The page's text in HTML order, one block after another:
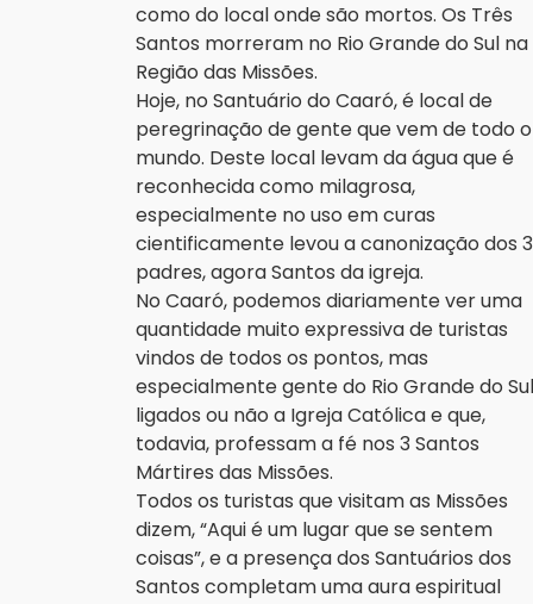
como do local onde são mortos. Os Três
Santos morreram no Rio Grande do Sul na
Região das Missões.
Hoje, no Santuário do Caaró, é local de
peregrinação de gente que vem de todo o
mundo. Deste local levam da água que é
reconhecida como milagrosa,
especialmente no uso em curas
cientificamente levou a canonização dos 3
padres, agora Santos da igreja.
No Caaró, podemos diariamente ver uma
quantidade muito expressiva de turistas
vindos de todos os pontos, mas
especialmente gente do Rio Grande do
ligados ou não a Igreja Católica e que,
todavia, professam a fé nos 3 Santos
Mártires das Missões.
Todos os turistas que visitam as Missões
dizem, “Aqui é um lugar que se sentem
coisas”, e a presença dos Santuários dos
Santos completam uma aura espiritual